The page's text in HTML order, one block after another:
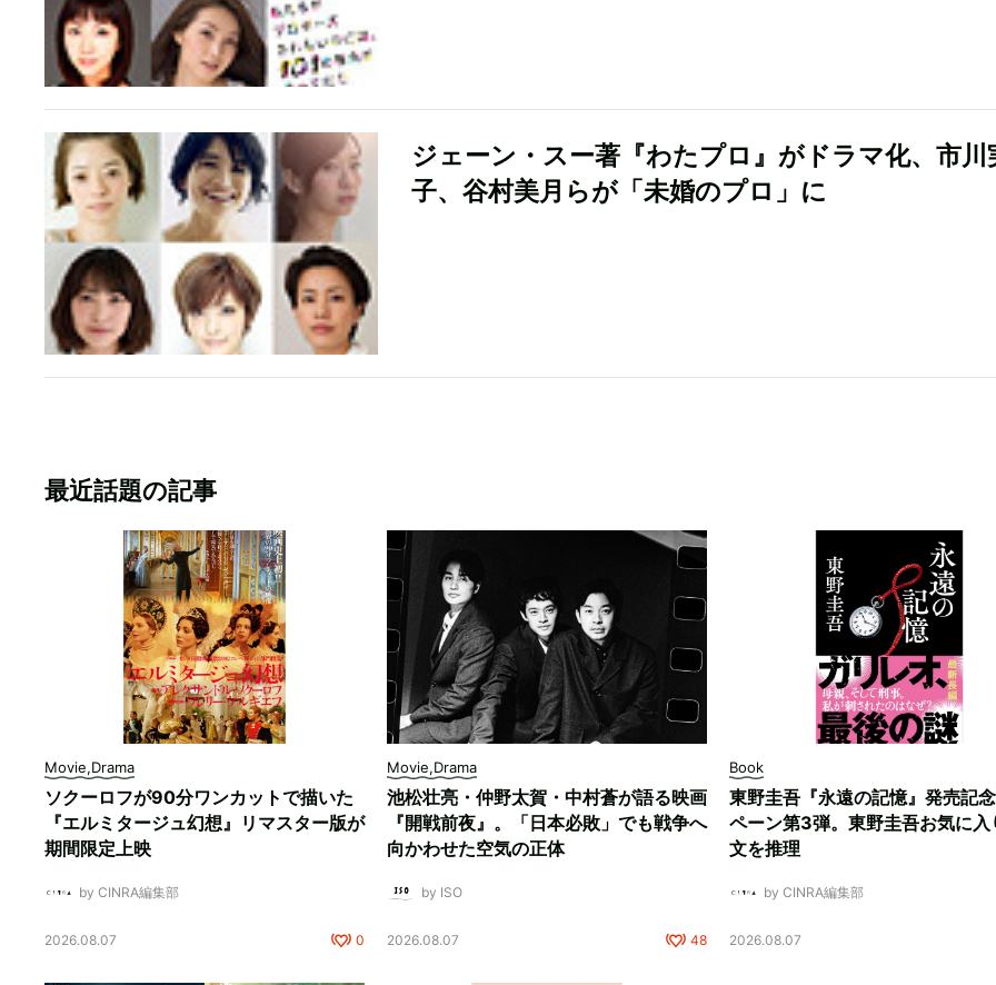
ジェーン・スー著『わたプロ』がドラマ化、市川
子、谷村美月らが「未婚のプロ」に
最近話題の記事
Movie,Drama
ソクーロフが90分ワンカットで描いた
『エルミタージュ幻想』リマスター版が
期間限定上映
by CINRA編集部
2026.08.07 0
Movie,Drama
池松壮亮・仲野太賀・中村蒼が語る映画
『開戦前夜』。「日本必敗」でも戦争へ
向かわせた空気の正体
by ISO
2026.08.07 48
Book
東野圭吾『永遠の記憶』発売記
ペーン第3弾。東野圭吾お気に入
文を推理
by CINRA編集部
2026.08.07